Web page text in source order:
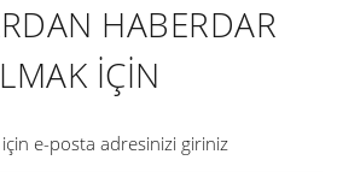
HABERDAR
İÇİN